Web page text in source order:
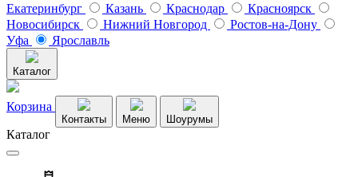
Екатеринбург
Казань Краснодар
Красноярск
Новосибирск
Нижний Новгород
Ростов-на-Дону
Уфа
Ярославль
Каталог
Корзина
Контакты Меню Шоурумы
Каталог